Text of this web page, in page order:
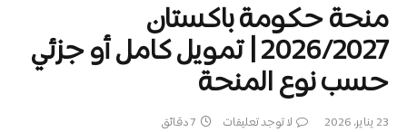
منحة حكومة باكستان
2026/2027 | تمويل كامل أو جزئي
حسب نوع المنحة
23 يناير، 2026 لا توجد تعليقات 7 دقائق